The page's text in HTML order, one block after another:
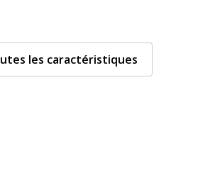
Caractéristiques
Catégorie
d'accessoire
les caractéristiques